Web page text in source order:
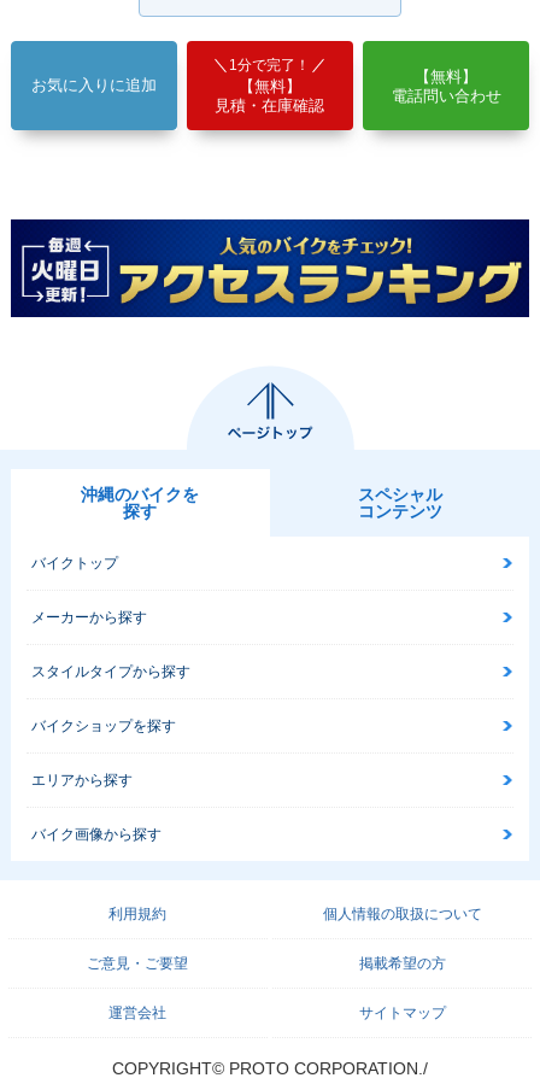
お気に入りに追加
1分で完了！
【無料】
見積・在庫確認
【無料】
電話問い合わせ
沖縄のバイクを
探す
スペシャル
コンテンツ
バイクトップ
メーカーから探す
スタイルタイプから探す
バイクショップを探す
エリアから探す
バイク画像から探す
利用規約 個人情報の取扱について
ご意見・ご要望 掲載希望の方
運営会社 サイトマップ
COPYRIGHT© PROTO CORPORATION./